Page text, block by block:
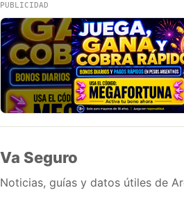
PUBLICIDAD
Va Seguro
Noticias, guías y datos útiles de